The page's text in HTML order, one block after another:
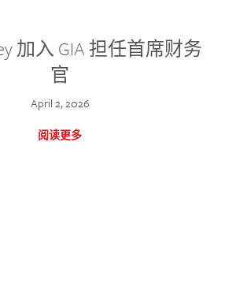
加入 GIA 担任首席财务
官
April 2, 2026
阅读更多